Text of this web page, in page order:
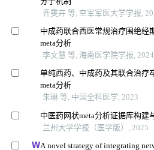
齐雯卉 等, 空军军医大学学报,
中成药联合西医常规治疗围绝经
meta分析
李文慧 等, 海南医学院学报, 2024
单纯西药、中成药及其联合治疗
meta分析
朱琳 等, 中国全科医学, 2023
中医药网状meta分析证据库构建
兰州大学学报（医学版）, 2025
A novel strategy of integrating